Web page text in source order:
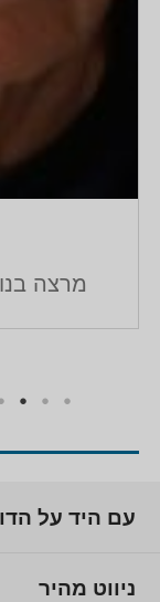
מרצה
עם היד על
ניווט מהיר